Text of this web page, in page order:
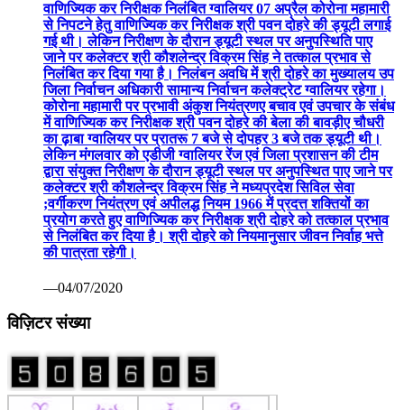
वाणिज्यिक कर निरीक्षक निलंबित ग्वालियर 07 अप्रैल कोरोना महामारी
से निपटने हेतु वाणिज्यिक कर निरीक्षक श्री पवन दोहरे की ड्यूटी लगाई
गई थी। लेकिन निरीक्षण के दौरान ड्यूटी स्थल पर अनुपस्थिति पाए
जाने पर कलेक्टर श्री कौशलेन्द्र विक्रम सिंह ने तत्काल प्रभाव से
निलंबित कर दिया गया है। निलंबन अवधि में श्री दोहरे का मुख्यालय उप
जिला निर्वाचन अधिकारी सामान्य निर्वाचन कलेक्ट्रेट ग्वालियर रहेगा।
कोरोना महामारी पर प्रभावी अंकुश नियंत्रणए बचाव एवं उपचार के संबंध
में वाणिज्यिक कर निरीक्षक श्री पवन दोहरे की बेला की बावड़ीए चौधरी
का ढ़ाबा ग्वालियर पर प्रातरू 7 बजे से दोपहर 3 बजे तक ड्यूटी थी।
लेकिन मंगलवार को एडीजी ग्वालियर रेंज एवं जिला प्रशासन की टीम
द्वारा संयुक्त निरीक्षण के दौरान ड्यूटी स्थल पर अनुपस्थित पाए जाने पर
कलेक्टर श्री कौशलेन्द्र विक्रम सिंह ने मध्यप्रदेश सिविल सेवा
;वर्गीकरण नियंत्रण एवं अपीलद्ध नियम 1966 में प्रदत्त शक्तियों का
प्रयोग करते हुए वाणिज्यिक कर निरीक्षक श्री दोहरे को तत्काल प्रभाव
से निलंबित कर दिया है। श्री दोहरे को नियमानुसार जीवन निर्वाह भत्ते
की पात्रता रहेगी।
—04/07/2020
विज़िटर संख्या